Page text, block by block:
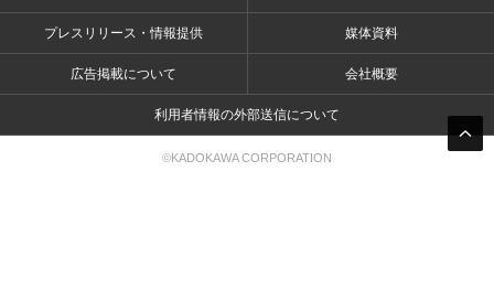
プレスリリース・情報提供 媒体資料
広告掲載について 会社概要
利用者情報の外部送信について
©KADOKAWA CORPORATION